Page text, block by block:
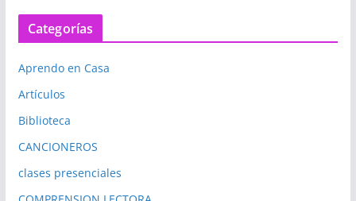
Categorías
Aprendo en Casa
Artículos
Biblioteca
CANCIONEROS
clases presenciales